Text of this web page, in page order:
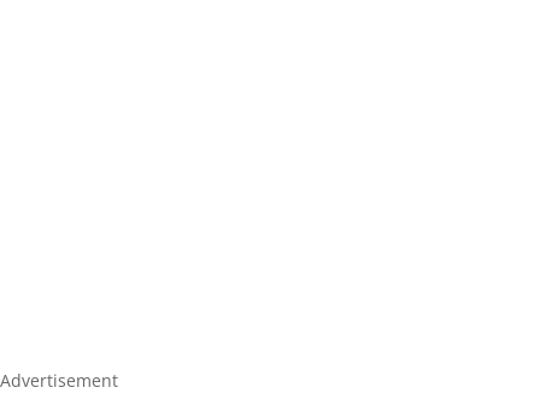
Advertisement